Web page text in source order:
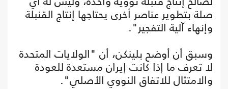
صلة بتطوير عناصر أخرى يحتاجها إنتاج القنبلة
وإنهاء آلية التفجير".
وسبق أن أوضح بلينكن، أن "الولايات المتحدة
لا تعرف ما إذا كانت إيران مستعدة للعودة
والامتثال للاتفاق النووي الأصلي".